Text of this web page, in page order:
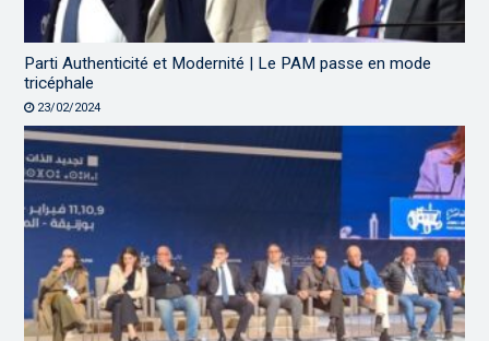
Parti Authenticité et Modernité | Le PAM passe en mode
tricéphale
23/02/2024